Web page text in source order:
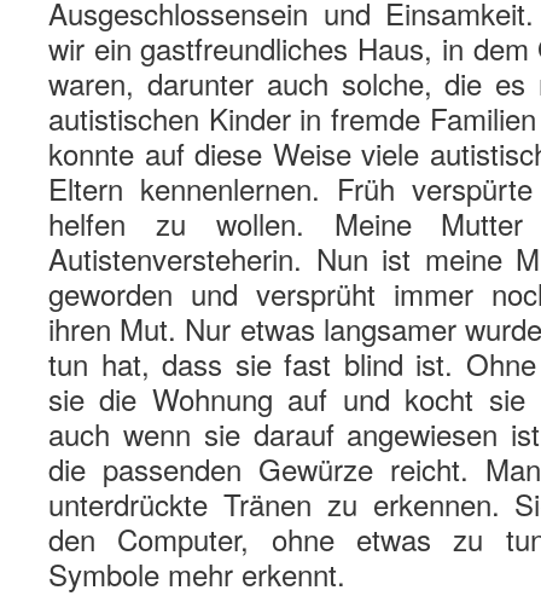
Ausgeschlossensein und
wir ein gastfreundliches Haus, in
waren, darunter auch solche, die es
autistischen Kinder in fremde
konnte auf diese Weise viele
Eltern kennenlernen. Früh
helfen zu wollen. Meine
Autistenversteherin. Nun ist meine
geworden und versprüht immer
ihren Mut. Nur etwas langsamer
tun hat, dass sie fast blind ist.
sie die Wohnung auf und kocht sie
auch wenn sie darauf angewiesen
die passenden Gewürze reicht.
unterdrückte Tränen zu erkennen.
den Computer, ohne etwas zu
Symbole mehr erkennt.